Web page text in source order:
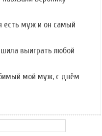
есть муж и он самый
выиграть любой
мой муж, с днём